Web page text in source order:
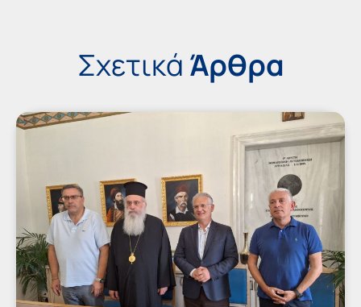
Σχετικά Άρθρα